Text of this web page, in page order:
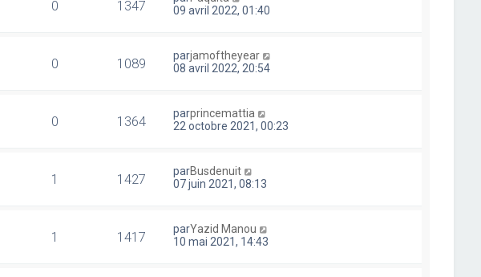
0 1347
09 avril 2022, 01:40
0 1089 parjamoftheyear
08 avril 2022, 20:54
0 1364 parprincemattia
22 octobre 2021, 00:23
1 1427 parBusdenuit
07 juin 2021, 08:13
1 1417 parYazid Manou
10 mai 2021, 14:43